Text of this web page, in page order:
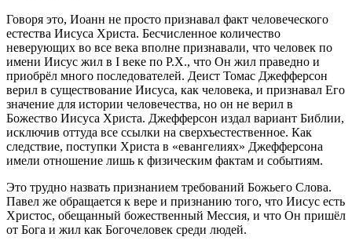
Говоря это, Иоанн не просто признавал факт человеческого
естества Иисуса Христа. Бесчисленное количество
неверующих во все века вполне признавали, что человек по
имени Иисус жил в I веке по Р.Х., что Он жил праведно и
приобрёл много последователей. Деист Томас Джефферсон
верил в существование Иисуса, как человека, и признавал Его
значение для истории человечества, но он не верил в
Божество Иисуса Христа. Джефферсон издал вариант Библии,
исключив оттуда все ссылки на сверхъестественное. Как
следствие, поступки Христа в «евангелиях» Джефферсона
имели отношение лишь к физическим фактам и событиям.
Это трудно назвать признанием требований Божьего Слова.
Павел же обращается к вере и признанию того, что Иисус есть
Христос, обещанный божественный Мессия, и что Он пришёл
от Бога и жил как Богочеловек среди людей.